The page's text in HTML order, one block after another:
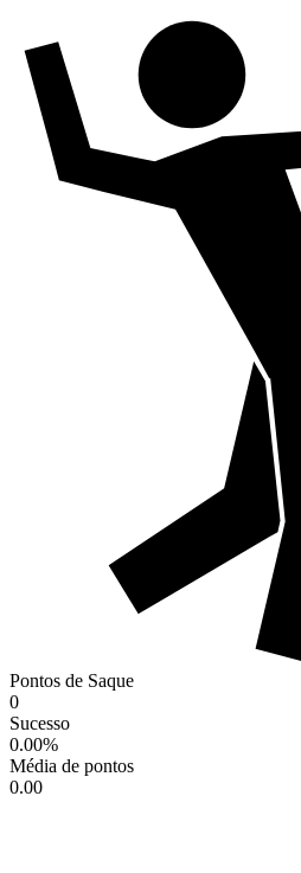
Pontos de Saque
0
Sucesso
0.00%
Média de pontos
0.00